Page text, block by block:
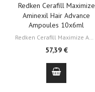
Redken Cerafill Maximize
Aminexil Hair Advance
Ampoules 10x6ml
57,39 €